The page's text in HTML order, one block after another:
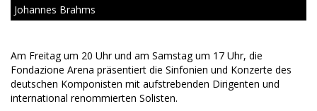
Johannes Brahms
Am Freitag um 20 Uhr und am Samstag um 17 Uhr, die
Fondazione Arena präsentiert die Sinfonien und Konzerte des
deutschen Komponisten mit aufstrebenden Dirigenten und
international renommierten Solisten.